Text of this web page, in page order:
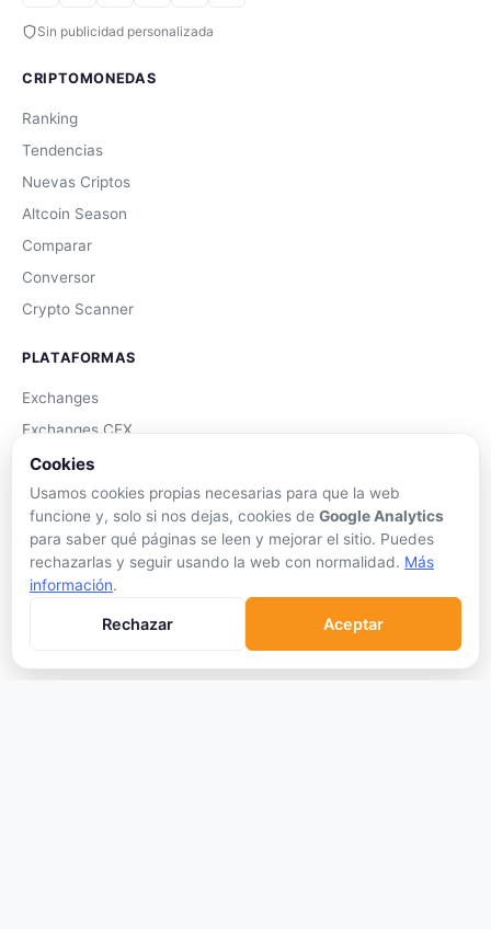
Sin publicidad personalizada
CRIPTOMONEDAS
Ranking
Tendencias
Nuevas Criptos
Altcoin Season
Comparar
Conversor
Crypto Scanner
PLATAFORMAS
Exchanges
Exchanges CEX
Exchanges DEX
Comparar Comisiones
Blockchains
Hardware Wallets
Software Wallets
Mejor Wallet
Cookies
Usamos cookies propias necesarias para que la web
funcione y, solo si nos dejas, cookies de Google Analytics
para saber qué páginas se leen y mejorar el sitio. Puedes
rechazarlas y seguir usando la web con normalidad. Más
información.
Rechazar Aceptar